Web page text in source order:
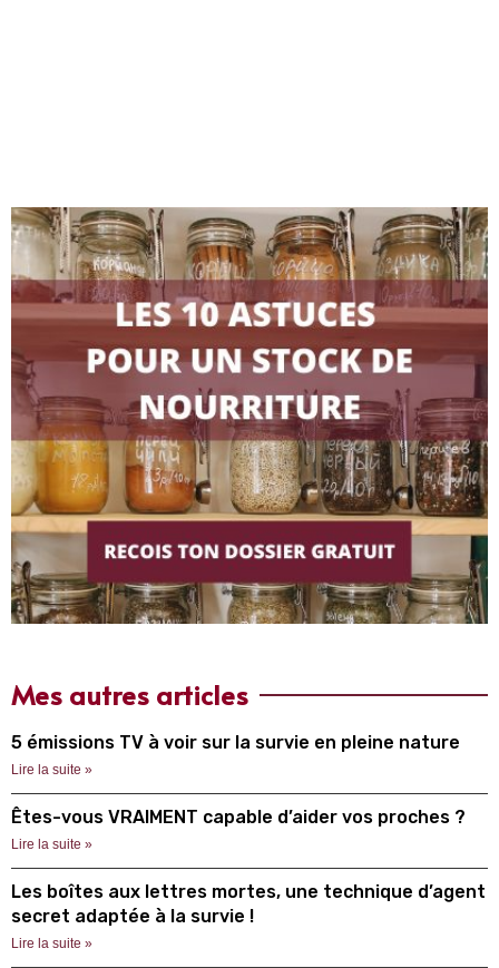
Mes autres articles
5 émissions TV à voir sur la survie en pleine nature
Lire la suite »
Êtes-vous VRAIMENT capable d’aider vos proches ?
Lire la suite »
Les boîtes aux lettres mortes, une technique d’agent
secret adaptée à la survie !
Lire la suite »